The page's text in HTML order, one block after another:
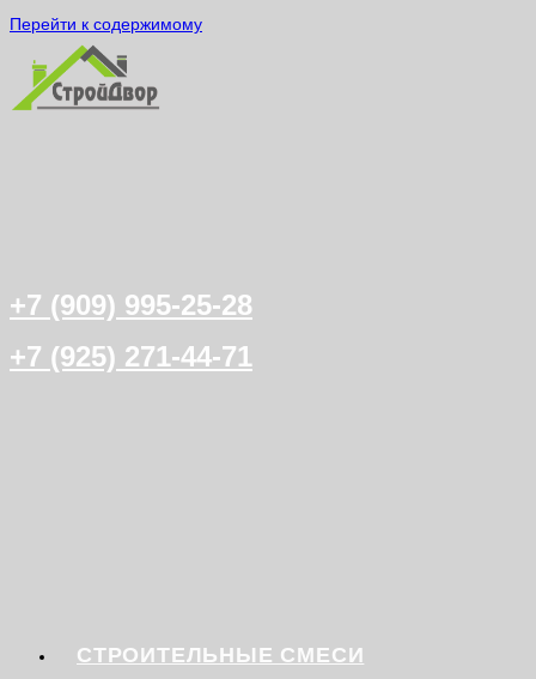
Перейти к содержимому
+7 (909) 995-25-28
+7 (925) 271-44-71
СТРОИТЕЛЬНЫЕ СМЕСИ